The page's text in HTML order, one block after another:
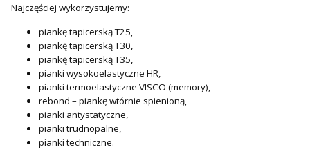
Najczęściej wykorzystujemy:
piankę tapicerską T25,
piankę tapicerską T30,
piankę tapicerską T35,
pianki wysokoelastyczne HR,
pianki termoelastyczne VISCO (memory),
rebond – piankę wtórnie spienioną,
pianki antystatyczne,
pianki trudnopalne,
pianki techniczne.